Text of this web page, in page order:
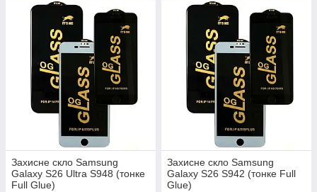
Захисне скло Samsung
Galaxy S26 Ultra S948 (тонке
Full Glue)
Захисне скло Samsung
Galaxy S26 S942 (тонке Full
Glue)